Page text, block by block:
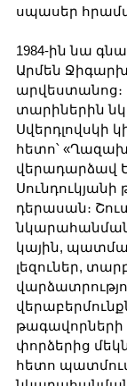
սպասեր
1984-ին նա
Արմեն
արվեստանոց։
տարիներին
Սվերդլովսկի
հետո՝
վերադարձավ
դերասան։
կային,
լեզուներ,
թագավորների
փորձերից
հետո